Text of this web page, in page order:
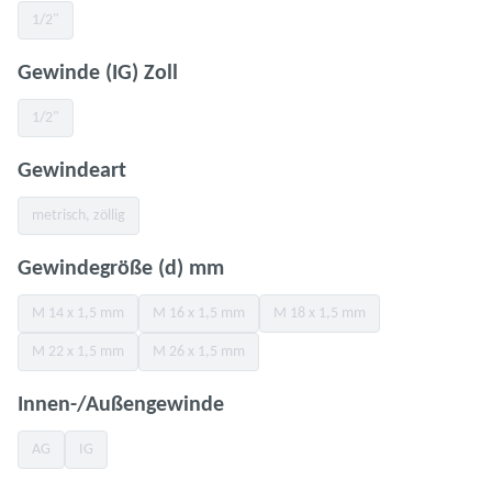
1/2"(Diese Option ist zurzeit nicht verfügbar.)
Gewinde (IG) Zoll
1/2"(Diese Option ist zurzeit nicht verfügbar.)
Gewindeartauswählen
metrisch, zöllig(Diese Option ist zurzeit nicht verfügbar.)
Gewindegröße (d) mmauswählen
M 14 x 1,5 mm(Diese Option ist zurzeit nicht verfügbar.)
M 16 x 1,5 mm(Diese Option ist zurzeit nicht verfügbar.)
M 18 x 1,5 mm(Diese Option ist zurzeit nicht
M 22 x 1,5 mm(Diese Option ist zurzeit nicht verfügbar.)
M 26 x 1,5 mm(Diese Option ist zurzeit nicht verfügbar.)
Innen-/Außengewindeauswählen
AG(Diese Option ist zurzeit nicht verfügbar.)
IG(Diese Option ist zurzeit nicht verfügbar.)